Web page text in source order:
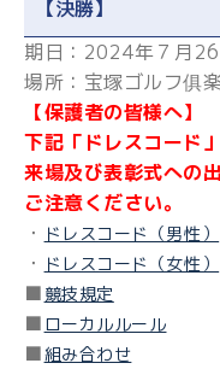
【決勝】
期日：2024年７月26
場所：宝塚ゴルフ俱
【保護者の皆様へ】
下記「ドレスコード
来場及び表彰式への
ご注意ください。
・ ドレスコード（男性）
・ ドレスコード（女性）
■ 競技規定
■ ローカルルール
■組み合わせ